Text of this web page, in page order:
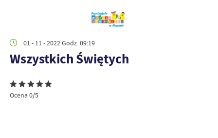
01 - 11 - 2022 Godz. 09:19
Wszystkich Świętych
Ocena 0/5